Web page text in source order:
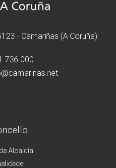
- Camariñas (A Coruña)
736 000
Alcaldía